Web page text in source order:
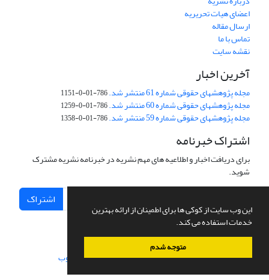
این وب سایت از کوکی ها برای اطمینان از ارائه بهترین
خدمات استفاده می کند.
متوجه شدم
اعضای هیات تحریریه
ارسال مقاله
تماس با ما
نقشه سایت
آخرین اخبار
مجله پژوهشهای حقوقی شماره 61 منتشر شد. 786-01-0-1151
مجله پژوهشهای حقوقی شماره 60 منتشر شد. 786-01-0-1259
مجله پژوهشهای حقوقی شماره 59 منتشر شد. 786-01-0-1358
اشتراک خبرنامه
برای دریافت اخبار و اطلاعیه های مهم نشریه در خبرنامه نشریه مشترک
شوید.
اشتراک
سامانه مدیریت نشریات علمی.طراحی و پیاده سازی از سیناوب